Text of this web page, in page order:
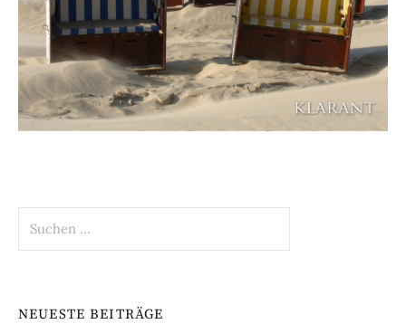
nach:
NEUESTE BEITRÄGE